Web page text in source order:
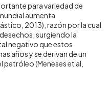
para variedad de
aumenta
2013), razón por la cual
surgiendo la
negativo que estos
años y se derivan de un
(Meneses et al,